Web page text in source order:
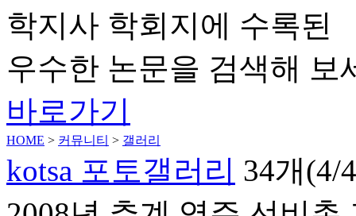
학지사 학회지에 수록된
우수한 논문을 검색해 보
바로가기
HOME > 커뮤니티 > 갤러리
kotsa 포토갤러리 34개(4/